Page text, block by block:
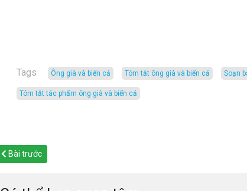
Tags Ông già và biển cả tóm tắt ông già và biển cả soạn
tóm tắt tác phẩm ông già và biển cả
Bài trước